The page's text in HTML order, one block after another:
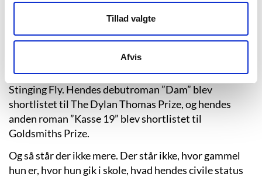
Tillad valgte
Afvis
arbejderklassefamilie i Wiltshire i England og har
studeret litteratur og dramatik på Roehampton
University, før hun flyttede til Galway i Irland, hvor
hun arbejdede med teater. Hendes essays og noveller
er blevet trykt i udgivelser som The Irish Times og
Stinging Fly. Hendes debutroman ”Dam” blev
shortlistet til The Dylan Thomas Prize, og hendes
anden roman ”Kasse 19” blev shortlistet til
Goldsmiths Prize.
Og så står der ikke mere. Der står ikke, hvor gammel
hun er, hvor hun gik i skole, hvad hendes civile status